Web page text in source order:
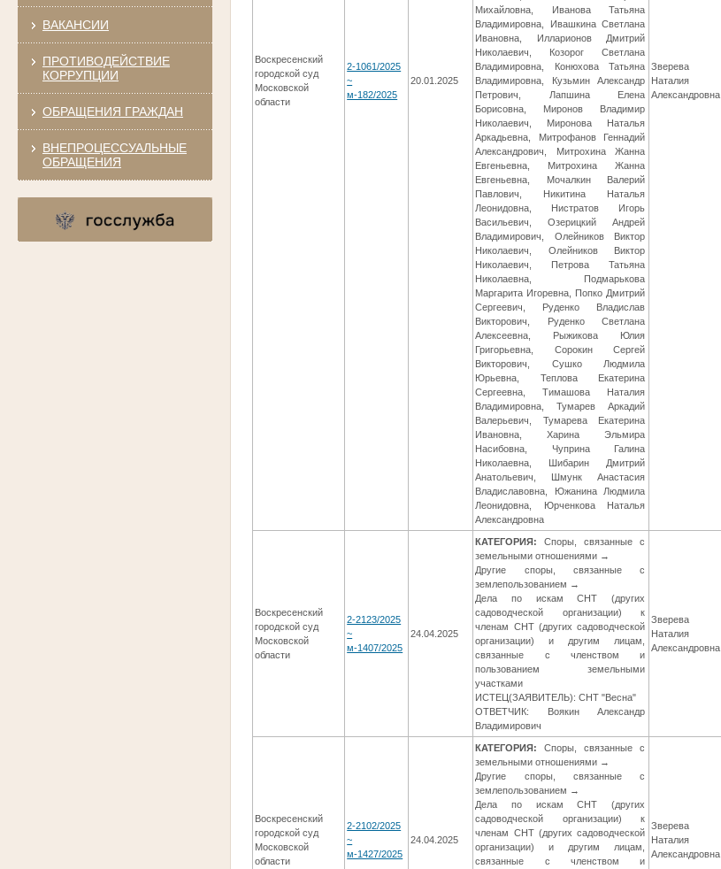
ВАКАНСИИ
ПРОТИВОДЕЙСТВИЕ
КОРРУПЦИИ
ОБРАЩЕНИЯ ГРАЖДАН
ВНЕПРОЦЕССУАЛЬНЫЕ
ОБРАЩЕНИЯ
Воскресенский
городской суд
Московской
области
2-1061/2025
~
м-182/2025
20.01.2025
Михайловна, Иванова Татьяна
Владимировна, Ивашкина Светлана
Ивановна, Илларионов Дмитрий
Николаевич, Козорог Светлана
Владимировна, Конюхова Татьяна
Владимировна, Кузьмин Александр
Петрович, Лапшина Елена
Борисовна, Миронов Владимир
Николаевич, Миронова Наталья
Аркадьевна, Митрофанов Геннадий
Александрович, Митрохина Жанна
Евгеньевна, Митрохина Жанна
Евгеньевна, Мочалкин Валерий
Павлович, Никитина Наталья
Леонидовна, Нистратов Игорь
Васильевич, Озерицкий Андрей
Владимирович, Олейников Виктор
Николаевич, Олейников Виктор
Николаевич, Петрова Татьяна
Николаевна, Подмарькова
Маргарита Игоревна, Попко Дмитрий
Сергеевич, Руденко Владислав
Викторович, Руденко Светлана
Алексеевна, Рыжикова Юлия
Григорьевна, Сорокин Сергей
Викторович, Сушко Людмила
Юрьевна, Теплова Екатерина
Сергеевна, Тимашова Наталия
Владимировна, Тумарев Аркадий
Валерьевич, Тумарева Екатерина
Ивановна, Харина Эльмира
Насибовна, Чуприна Галина
Николаевна, Шибарин Дмитрий
Анатольевич, Шмунк Анастасия
Владиславовна, Южанина Людмила
Леонидовна, Юрченкова Наталья
Александровна
Зверева
Наталия
Александровна
Воскресенский
городской суд
Московской
области
2-2123/2025
~
м-1407/2025
24.04.2025
КАТЕГОРИЯ: Споры, связанные с
земельными отношениями →
Другие споры, связанные с
землепользованием →
Дела по искам СНТ (других
садоводческой организации) к
членам СНТ (других садоводческой
организации) и другим лицам,
связанные с членством и
пользованием земельными
участками
ИСТЕЦ(ЗАЯВИТЕЛЬ): СНТ "Весна"
ОТВЕТЧИК: Воякин Александр
Владимирович
Зверева
Наталия
Александровна
Воскресенский
городской суд
Московской
области
2-2102/2025
~
м-1427/2025
24.04.2025
КАТЕГОРИЯ: Споры, связанные с
земельными отношениями →
Другие споры, связанные с
землепользованием →
Дела по искам СНТ (других
садоводческой организации) к
членам СНТ (других садоводческой
организации) и другим лицам,
связанные с членством и
Зверева
Наталия
Александровна